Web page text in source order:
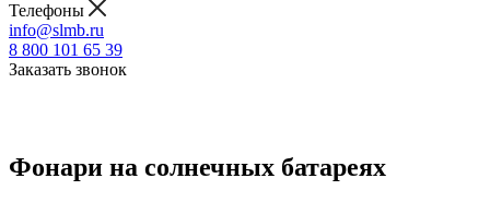
Телефоны
info@slmb.ru
8 800 101 65 39
Заказать звонок
Фонари на солнечных батареях